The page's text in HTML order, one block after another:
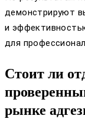
демонстрируют
и
для
Стоит ли
рынке